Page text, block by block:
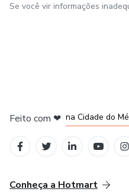
Se você vir informações
Feito com ❤ na Cidade do
Conheça a Hotmart